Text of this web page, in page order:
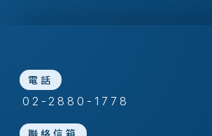
電話
02-2880-1778
聯絡信箱